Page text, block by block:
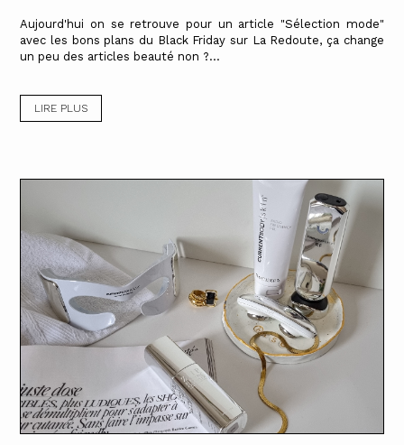
Aujourd'hui on se retrouve pour un article "Sélection mode"
avec les bons plans du Black Friday sur La Redoute, ça change
un peu des articles beauté non ?...
LIRE PLUS